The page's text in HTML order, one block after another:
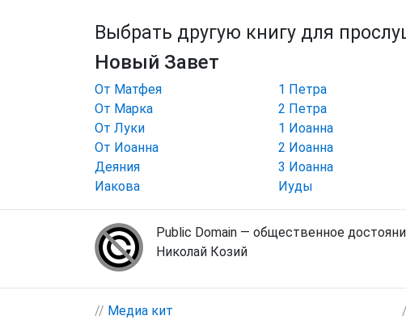
Выбрать другую книгу для
Новый Завет
От Матфея
От Марка
От Луки
От Иоанна
Деяния
Иакова
1 Петра
2 Петра
1 Иоанна
2 Иоанна
3 Иоанна
Иуды
Public Domain — общественное
Николай Козий
// Медиа кит